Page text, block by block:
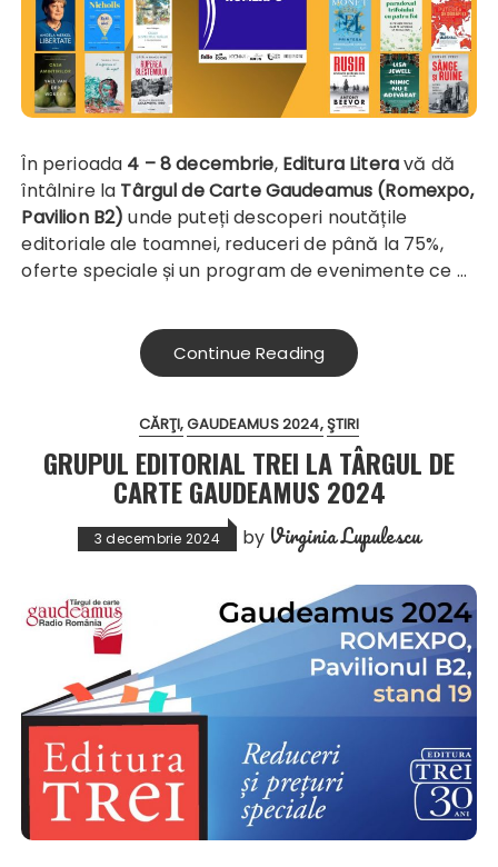
În perioada 4 – 8 decembrie, Editura Literavă dă
întâlnire la Târgul de Carte Gaudeamus (Romexpo,
Pavilion B2) unde puteți descoperi noutățile
editoriale ale toamnei, reduceri de până la 75%,
oferte speciale și un program de evenimente ce …
Continue Reading
CĂRŢI GAUDEAMUS 2024 ŞTIRI
GRUPUL EDITORIAL TREI LA TÂRGUL DE
CARTE GAUDEAMUS 2024
3 decembrie 2024 by Virginia Lupulescu